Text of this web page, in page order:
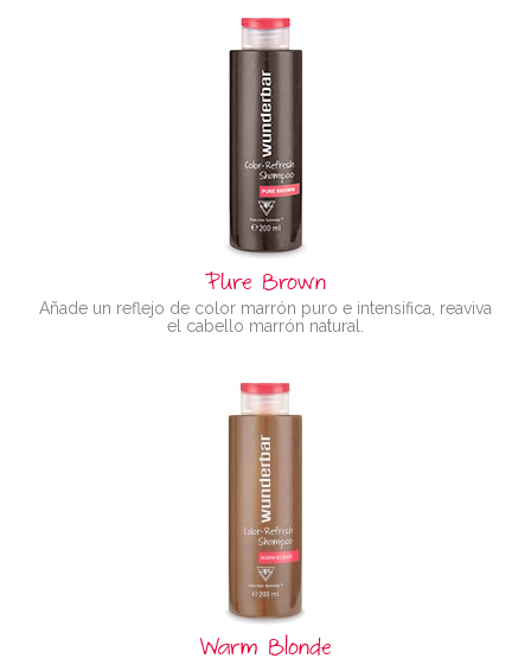
Pure Brown
Añade un reflejo de color marrón puro e intensifica, reaviva
el cabello marrón natural.
Warm Blonde